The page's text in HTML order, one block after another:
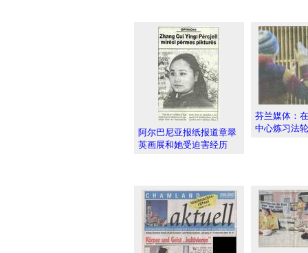
阿尔巴尼亚报纸报道章翠
英画展和她受迫害经历
芬兰媒体：
中心炼习法